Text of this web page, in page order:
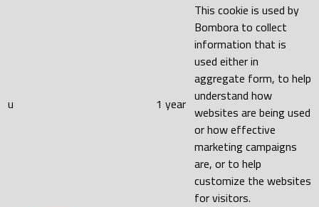
u 1 year
This cookie is used by
Bombora to collect
information that is
used either in
aggregate form, to help
understand how
websites are being used
or how effective
marketing campaigns
are, or to help
customize the websites
for visitors.